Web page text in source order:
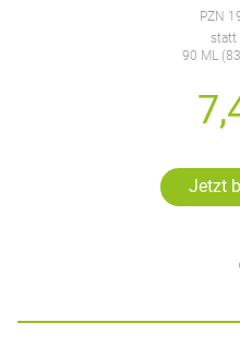
PZN
statt
90 ML
Jetzt